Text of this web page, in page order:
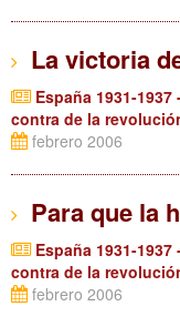
La victoria
España 1931-
contra de la
febrero 2006
Para que la
España 1931-
contra de la
febrero 2006